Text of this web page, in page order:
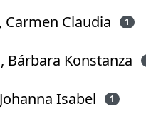
Carmen Claudia 1
Bárbara Konstanza
Isabel 1